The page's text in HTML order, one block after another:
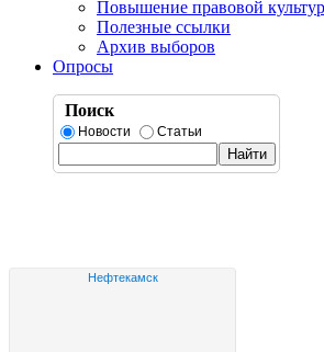
Повышение правовой
Полезные ссылки
Архив выборов
Опросы
Поиск
Новости Статьи
Нефтекамск